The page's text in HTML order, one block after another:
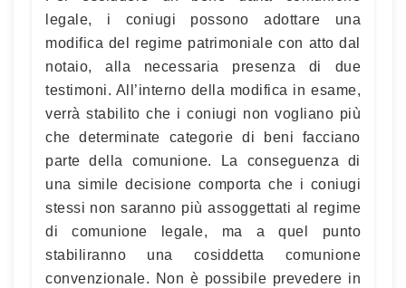
legale, i coniugi possono adottare una
modifica del regime patrimoniale con atto dal
notaio, alla necessaria presenza di due
testimoni. All’interno della modifica in esame,
verrà stabilito che i coniugi non vogliano più
che determinate categorie di beni facciano
parte della comunione. La conseguenza di
una simile decisione comporta che i coniugi
stessi non saranno più assoggettati al regime
di comunione legale, ma a quel punto
stabiliranno una cosiddetta comunione
convenzionale. Non è possibile prevedere in